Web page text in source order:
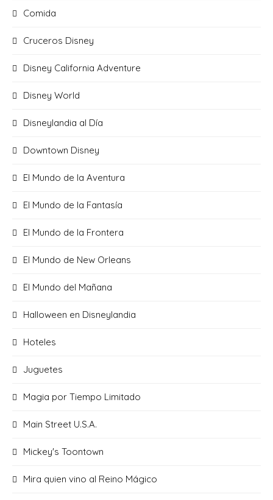
Comida
Cruceros Disney
Disney California Adventure
Disney World
Disneylandia al Día
Downtown Disney
El Mundo de la Aventura
El Mundo de la Fantasía
El Mundo de la Frontera
El Mundo de New Orleans
El Mundo del Mañana
Halloween en Disneylandia
Hoteles
Juguetes
Magia por Tiempo Limitado
Main Street U.S.A.
Mickey's Toontown
Mira quien vino al Reino Mágico